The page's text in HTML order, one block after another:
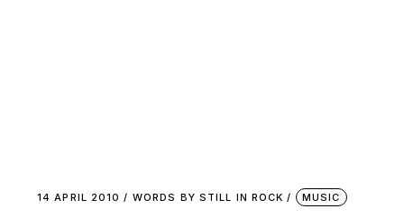
14 APRIL 2010 WORDS BY STILL IN ROCK MUSIC